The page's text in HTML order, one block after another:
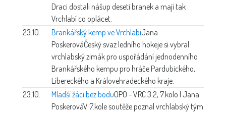
Draci dostali nášup deseti branek a mají tak
Vrchlabí co oplácet.
23.10.
Brankářský kemp ve VrchlabíJana
PoskerováČeský svaz ledního hokeje si vybral
vrchlabský zimák pro uspořádání jednodenního
Brankářského kempu pro hráče Pardubického,
Libereckého a Královehradeckého kraje.
23.10.
Mladší žáci bez boduOPO - VRC 3:2, 7.kolo | Jana
PoskerováV 7.kole soutěže poznal vrchlabský tým